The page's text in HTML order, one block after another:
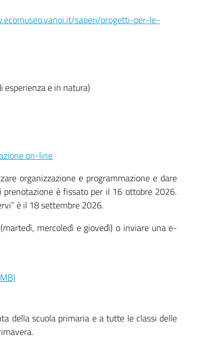
saperi/progetti-per-le-
esperienza e in natura)
on-line
organizzazione e programmazione e dare
è fissato per il 16 ottobre 2026.
è il 18 settembre 2026.
mercoledì e giovedì) o inviare una e-
della scuola primaria e a tutte le classi delle